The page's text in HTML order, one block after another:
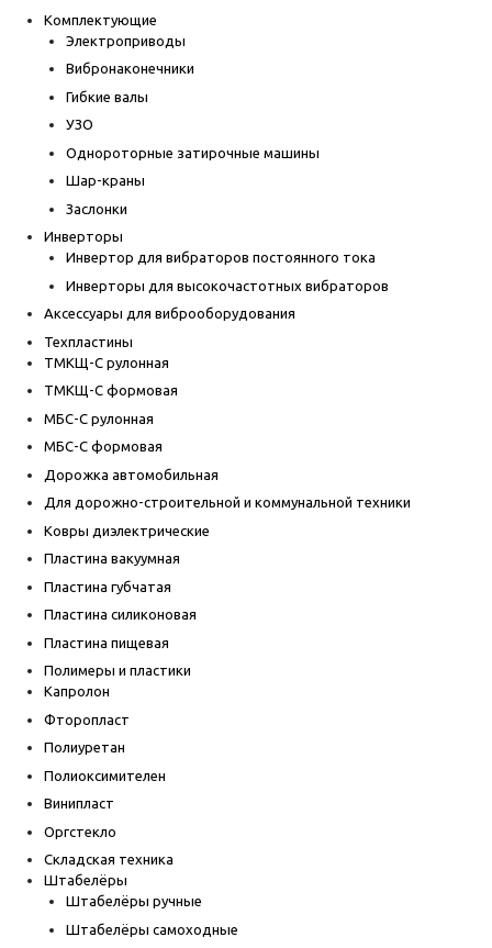
Комплектующие
Электроприводы
Вибронаконечники
Гибкие валы
УЗО
Однороторные затирочные машины
Шар-краны
Заслонки
Инверторы
Инвертор для вибраторов постоянного тока
Инверторы для высокочастотных вибраторов
Аксессуары для виброоборудования
Техпластины
ТМКЩ-С рулонная
ТМКЩ-С формовая
МБС-С рулонная
МБС-С формовая
Дорожка автомобильная
Для дорожно-строительной и коммунальной техники
Ковры диэлектрические
Пластина вакуумная
Пластина губчатая
Пластина силиконовая
Пластина пищевая
Полимеры и пластики
Капролон
Фторопласт
Полиуретан
Полиоксимителен
Винипласт
Оргстекло
Складская техника
Штабелёры
Штабелёры ручные
Штабелёры самоходные